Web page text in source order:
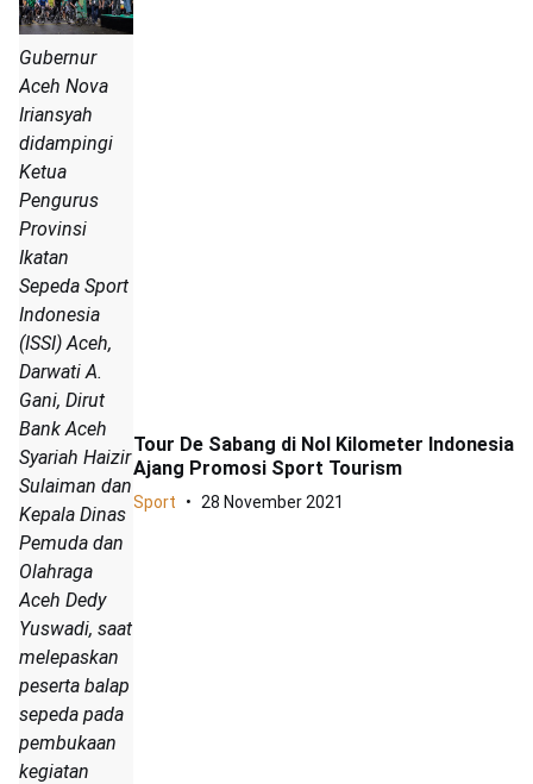
Gubernur
Aceh Nova
Iriansyah
didampingi
Ketua
Pengurus
Provinsi
Ikatan
Sepeda Sport
Indonesia
(ISSI) Aceh,
Darwati A.
Gani, Dirut
Bank Aceh
Syariah Haizir
Sulaiman dan
Kepala Dinas
Pemuda dan
Olahraga
Aceh Dedy
Yuswadi, saat
melepaskan
peserta balap
sepeda pada
pembukaan
kegiatan
Tour De Sabang di Nol Kilometer Indonesia
Ajang Promosi Sport Tourism
Sport 28 November 2021